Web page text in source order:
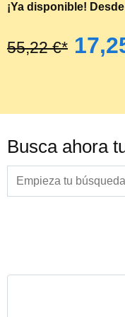
¡Ya disponible! Desde
‪55,22 €*‬
Busca ahora